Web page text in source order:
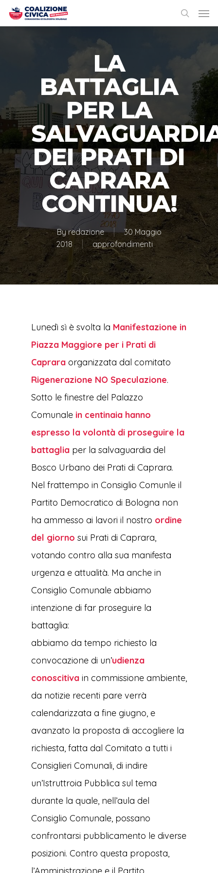
LA
BATTAGLIA
PER LA
DEI PRATI DI
CAPRARA
CONTINUA!
Byredazione
30 Maggio
2018
approfondimenti
Lunedì sì è svolta la Manifestazione in
Piazza Maggiore per i Prati di
Caprara organizzata dal comitato
Rigenerazione NO Speculazione.
Sotto le finestre del Palazzo
Comunale in centinaia hanno
espresso la volontà di proseguire la
battaglia per la salvaguardia del
Bosco Urbano dei Prati di Caprara.
Nel frattempo in Consiglio Comunle il
Partito Democratico di Bologna non
ha ammesso ai lavori il nostro ordine
del giorno sui Prati di Caprara,
votando contro alla sua manifesta
urgenza e attualità. Ma anche in
Consiglio Comunale abbiamo
intenzione di far proseguire la
battaglia:
abbiamo da tempo richiesto la
convocazione di un’udienza
conoscitiva in commissione ambiente,
da notizie recenti pare verrà
calendarizzata a fine giugno, e
avanzato la proposta di accogliere la
richiesta, fatta dal Comitato a tutti i
Consiglieri Comunali, di indire
un’Istruttroia Pubblica sul tema
durante la quale, nell’aula del
Consiglio Comunale, possano
confrontarsi pubblicamento le diverse
posizioni. Contro questa proposta,